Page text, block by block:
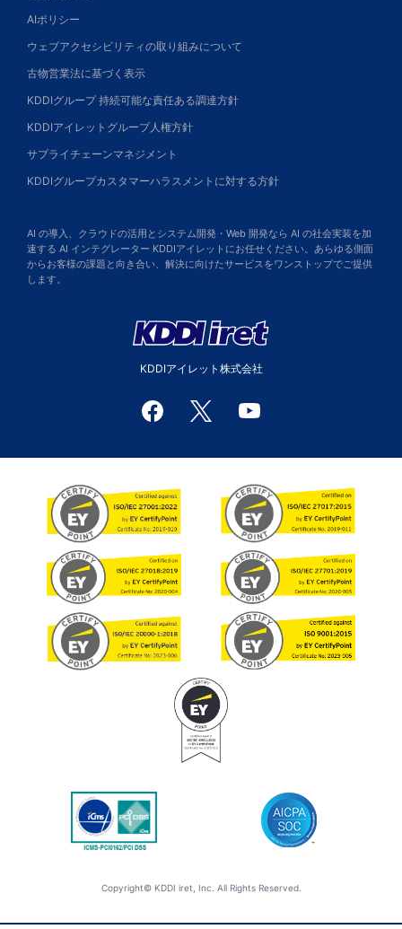
AIポリシー
ウェブアクセシビリティの取り組みについて
古物営業法に基づく表示
KDDIグループ 持続可能な責任ある調達方針
KDDIアイレットグループ人権方針
サプライチェーンマネジメント
KDDIグループカスタマーハラスメントに対する方針
AI の導入、クラウドの活用とシステム開発・Web 開発なら AI の社会実装を加
速する AI インテグレーター KDDIアイレットにお任せください。あらゆる側面
からお客様の課題と向き合い、解決に向けたサービスをワンストップでご提供
します。
KDDIアイレット株式会社
Copyright© KDDI iret, Inc. All Rights Reserved.